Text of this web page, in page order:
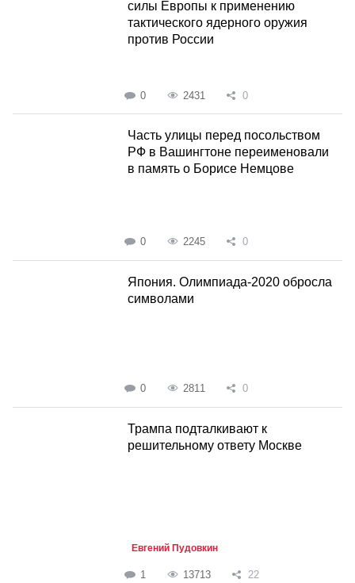
силы Европы к применению
тактического ядерного оружия
против России
0 2431 0
Часть улицы перед посольством
РФ в Вашингтоне переименовали
в память о Борисе Немцове
0 2245 0
Япония. Олимпиада-2020 обросла
символами
0 2811 0
Трампа подталкивают к
решительному ответу Москве
Евгений Пудовкин
1 13713 22